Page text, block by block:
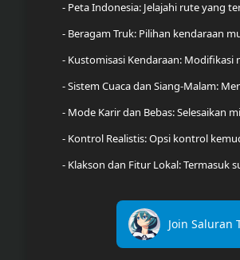
- Peta Indonesia: Jelajahi rute yang
- Beragam Truk: Pilihan kendaraan
- Kustomisasi Kendaraan: Modifikasi
- Sistem Cuaca dan Siang-Malam:
- Mode Karir dan Bebas: Selesaikan
- Kontrol Realistis: Opsi kontrol
- Klakson dan Fitur Lokal: Termasuk
Join Saluran